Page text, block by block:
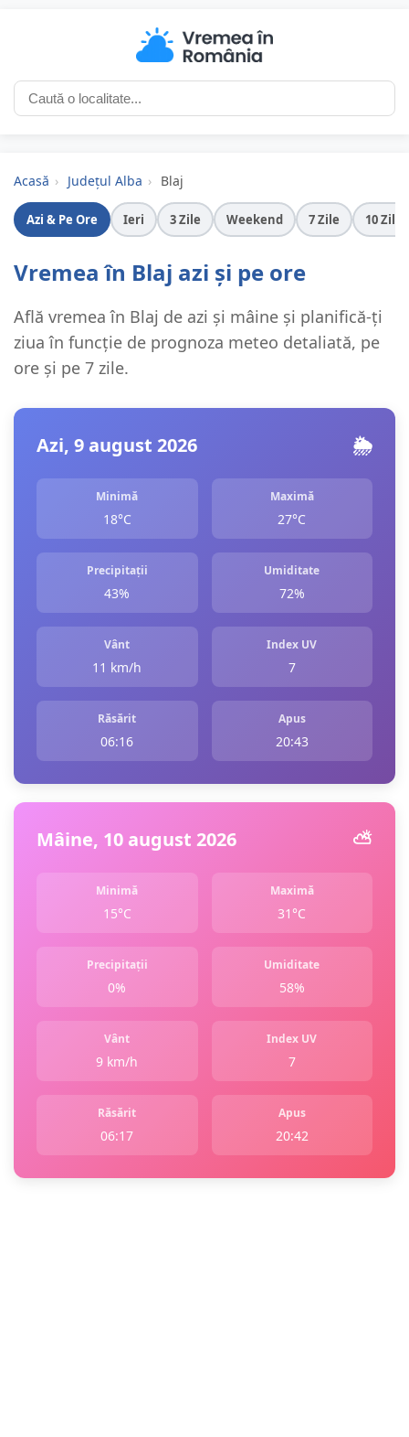
Acasă › Județul Alba › Blaj
Azi & Pe Ore Ieri 3 Zile Weekend 7 Zile 10 Zile
Vremea în Blaj azi și pe ore
Află vremea în Blaj de azi și mâine și planifică-ți
ziua în funcție de prognoza meteo detaliată, pe
ore și pe 7 zile.
Azi, 9 august 2026 🌦️
Minimă
18°C
Maximă
27°C
Precipitații
43%
Umiditate
72%
Vânt
11 km/h
Index UV
7
Răsărit
06:16
Apus
20:43
Mâine, 10 august 2026 ⛅️
Minimă
15°C
Maximă
31°C
Precipitații
0%
Umiditate
58%
Vânt
9 km/h
Index UV
7
Răsărit
06:17
Apus
20:42